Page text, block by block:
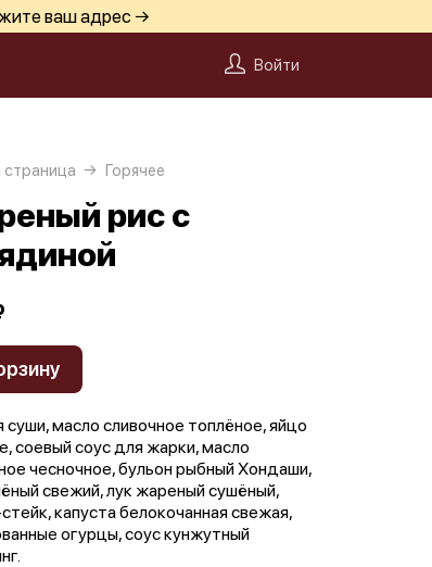
ваш адрес →
Войти
страница Горячее
рис с
суши, масло сливочное топлёное, яйцо
соевый соус для жарки, масло
чесночное, бульон рыбный Хондаши,
свежий, лук жареный сушёный,
капуста белокочанная свежая,
огурцы, соус кунжутный